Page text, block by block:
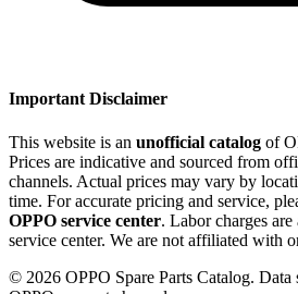
Important Disclaimer
This website is an unofficial catalog of
Prices are indicative and sourced from
channels. Actual prices may vary by
time. For accurate pricing and service,
OPPO service center. Labor charges
service center. We are not affiliated with
© 2026 OPPO Spare Parts Catalog.